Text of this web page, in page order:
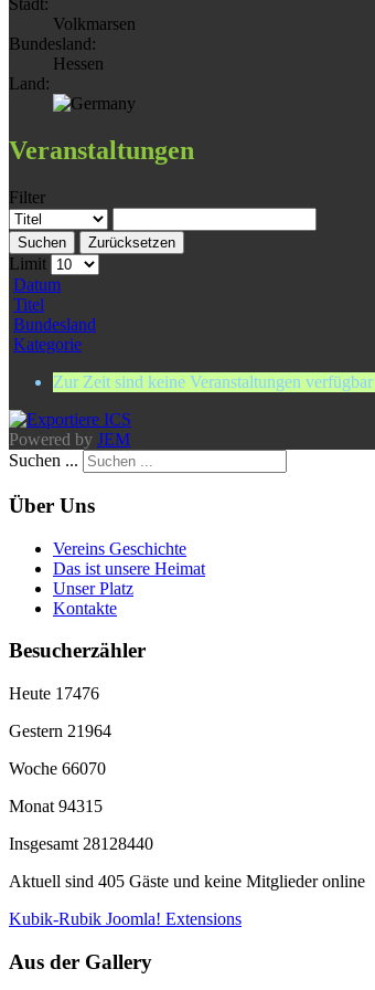
Stadt:
Volkmarsen
Bundesland:
Hessen
Land:
Veranstaltungen
Filter
Suchen Zurücksetzen
Limit
Datum
Titel
Bundesland
Kategorie
Zur Zeit sind keine Veranstaltungen verfügbar
Powered by JEM
Suchen ...
Über Uns
Vereins Geschichte
Das ist unsere Heimat
Unser Platz
Kontakte
Besucherzähler
Heute 17476
Gestern 21964
Woche 66070
Monat 94315
Insgesamt 28128440
Aktuell sind 405 Gäste und keine Mitglieder online
Kubik-Rubik Joomla! Extensions
Aus der Gallery